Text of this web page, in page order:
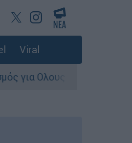
Viral
2026-2027: Τα SOS για